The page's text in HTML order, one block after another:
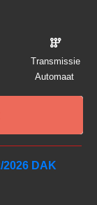
Transmissie
Automaat